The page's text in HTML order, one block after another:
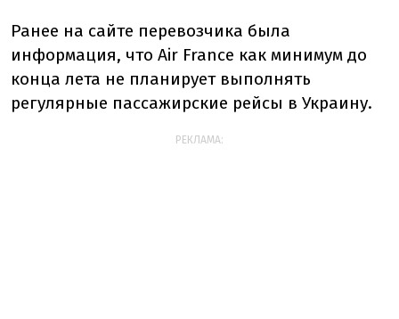
Ранее на сайте перевозчика была
информация, что Air France как минимум до
конца лета не планирует выполнять
регулярные пассажирские рейсы в Украину.
РЕКЛАМА: